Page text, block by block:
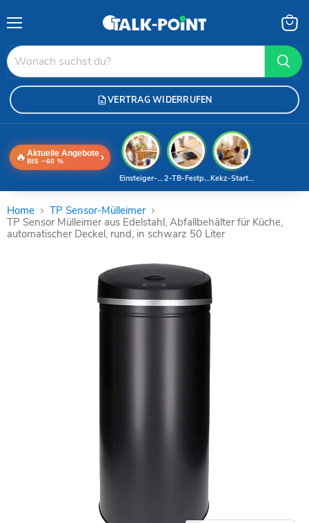
VERTRAG WIDERRUFEN
🔥 Aktuelle Angebote
BIS −60 % ›
Kekz-Starterset
2-TB-Festplatte
Einsteiger-Handy
Home
TP Sensor-Mülleimer
TP Sensor Mülleimer aus Edelstahl, Abfallbehälter für Küche,
automatischer Deckel, rund, in schwarz 50 Liter